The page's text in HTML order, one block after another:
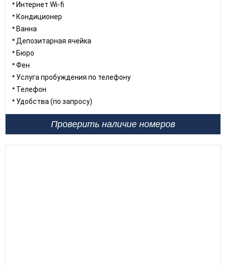
Интернет Wi-fi
Кондиционер
Ванна
Депозитарная ячейка
Бюро
Фен
Услуга пробуждения по телефону
Телефон
Удобства (по запросу)
Проверить наличие номеров